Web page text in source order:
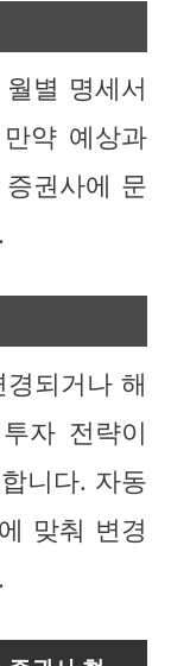
별 명세서
약 예상과
권사에 문
되거나 해
자 전략이
니다. 자동
맞춰 변경